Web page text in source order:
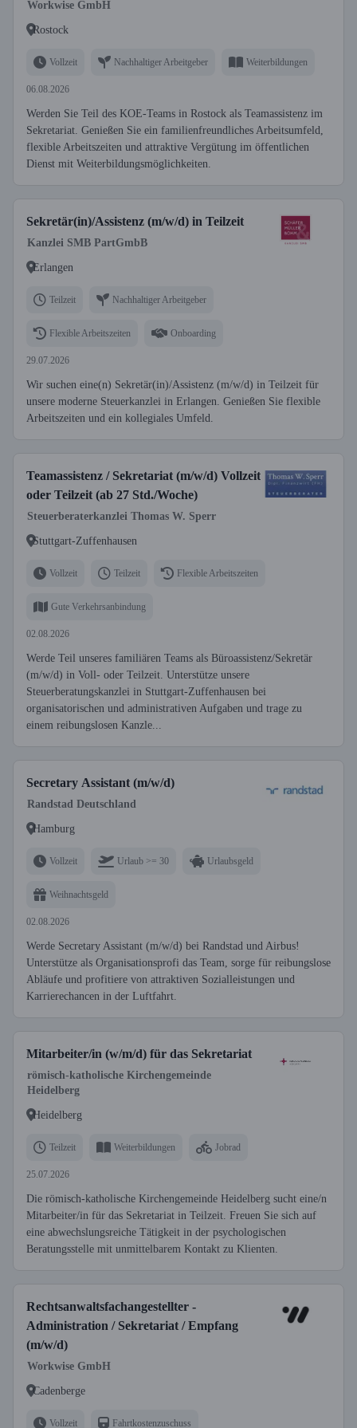
Workwise GmbH
Rostock
Vollzeit Nachhaltiger Arbeitgeber Weiterbildungen
06.08.2026
Werden Sie Teil des KOE-Teams in Rostock als Teamassistenz im
Sekretariat. Genießen Sie ein familienfreundliches Arbeitsumfeld,
flexible Arbeitszeiten und attraktive Vergütung im öffentlichen
Dienst mit Weiterbildungsmöglichkeiten.
Sekretär(in)/Assistenz (m/w/d) in Teilzeit
Kanzlei SMB PartGmbB
Erlangen
Teilzeit Nachhaltiger Arbeitgeber
Flexible Arbeitszeiten Onboarding
29.07.2026
Wir suchen eine(n) Sekretär(in)/Assistenz (m/w/d) in Teilzeit für
unsere moderne Steuerkanzlei in Erlangen. Genießen Sie flexible
Arbeitszeiten und ein kollegiales Umfeld.
Teamassistenz / Sekretariat (m/w/d) Vollzeit
oder Teilzeit (ab 27 Std./Woche)
Steuerberaterkanzlei Thomas W. Sperr
Stuttgart-Zuffenhausen
Vollzeit Teilzeit Flexible Arbeitszeiten
Gute Verkehrsanbindung
02.08.2026
Werde Teil unseres familiären Teams als Büroassistenz/Sekretär
(m/w/d) in Voll- oder Teilzeit. Unterstütze unsere
Steuerberatungskanzlei in Stuttgart-Zuffenhausen bei
organisatorischen und administrativen Aufgaben und trage zu
einem reibungslosen Kanzle...
Secretary Assistant (m/w/d)
Randstad Deutschland
Hamburg
Vollzeit Urlaub >= 30 Urlaubsgeld
Weihnachtsgeld
02.08.2026
Werde Secretary Assistant (m/w/d) bei Randstad und Airbus!
Unterstütze als Organisationsprofi das Team, sorge für reibungslose
Abläufe und profitiere von attraktiven Sozialleistungen und
Karrierechancen in der Luftfahrt.
Mitarbeiter/in (w/m/d) für das Sekretariat
römisch-katholische Kirchengemeinde
Heidelberg
Heidelberg
Teilzeit Weiterbildungen Jobrad
25.07.2026
Die römisch-katholische Kirchengemeinde Heidelberg sucht eine/n
Mitarbeiter/in für das Sekretariat in Teilzeit. Freuen Sie sich auf
eine abwechslungsreiche Tätigkeit in der psychologischen
Beratungsstelle mit unmittelbarem Kontakt zu Klienten.
Rechtsanwaltsfachangestellter -
Administration / Sekretariat / Empfang
(m/w/d)
Workwise GmbH
Cadenberge
Vollzeit Fahrtkostenzuschuss